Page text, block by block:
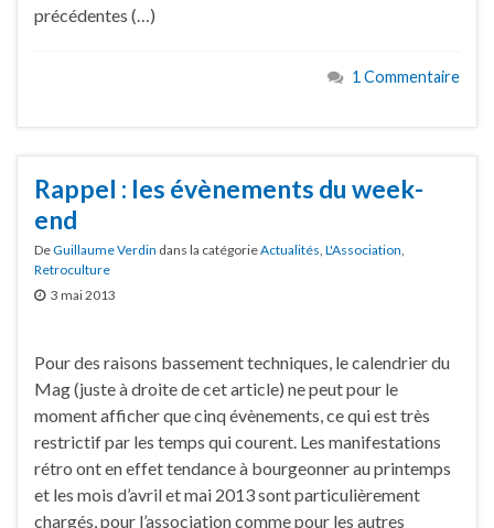
précédentes (…)
1 Commentaire
Rappel : les évènements du week-
end
DeGuillaume Verdin dans la catégorieActualités L'Association
Retroculture
3 mai 2013
Pour des raisons bassement techniques, le calendrier du
Mag (juste à droite de cet article) ne peut pour le
moment afficher que cinq évènements, ce qui est très
restrictif par les temps qui courent. Les manifestations
rétro ont en effet tendance à bourgeonner au printemps
et les mois d’avril et mai 2013 sont particulièrement
chargés, pour l’association comme pour les autres